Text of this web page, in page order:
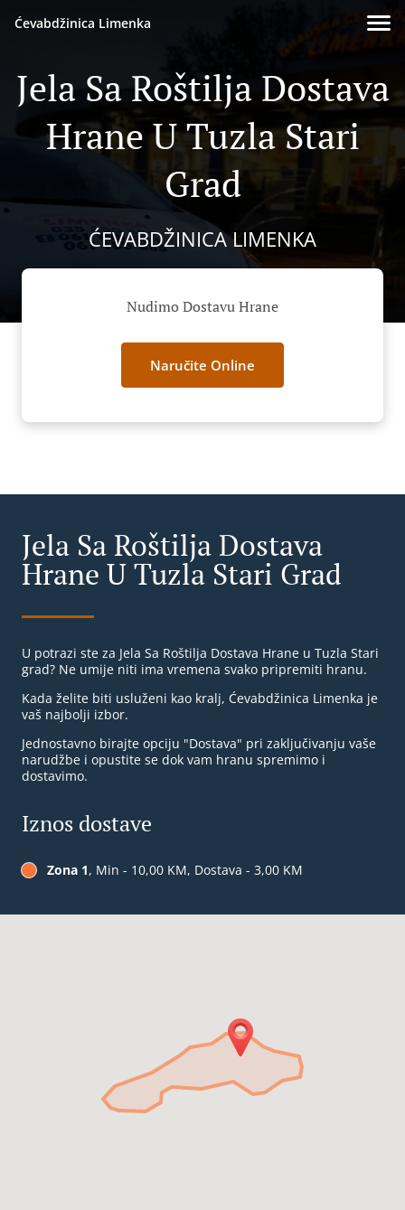
Ćevabdžinica Limenka
Jela Sa Roštilja Dostava
Hrane U Tuzla Stari
Grad
ĆEVABDŽINICA LIMENKA
Nudimo Dostavu Hrane
Naručite Online
Jela Sa Roštilja Dostava
Hrane U Tuzla Stari Grad
U potrazi ste za Jela Sa Roštilja Dostava Hrane u Tuzla Stari
grad? Ne umije niti ima vremena svako pripremiti hranu.
Kada želite biti usluženi kao kralj, Ćevabdžinica Limenka je
vaš najbolji izbor.
Jednostavno birajte opciju "Dostava" pri zaključivanju vaše
narudžbe i opustite se dok vam hranu spremimo i
dostavimo.
Iznos dostave
Zona 1, Min - 10,00 KM, Dostava - 3,00 KM